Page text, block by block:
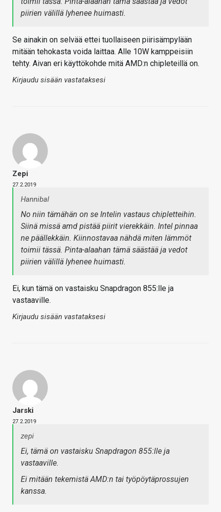
piirien välillä lyhenee huimasti.
Se ainakin on selvää ettei tuollaiseen piirisämpylään
mitään tehokasta voida laittaa. Alle 10W kamppeisiin
tehty. Aivan eri käyttökohde mitä AMD:n chipleteillä on.
Kirjaudu sisään vastataksesi
Zepi
27.2.2019
Hannibal
No niin tämähän on se Intelin vastaus chipletteihin.
Siinä missä amd pistää piirit vierekkäin. Intel pinnaa
ne päällekkäin. Kiinnostavaa nähdä miten lämmöt
toimii tässä. Pinta-alaahan tämä säästää ja vedot
piirien välillä lyhenee huimasti.
Ei, kun tämä on vastaisku Snapdragon 855:lle ja
vastaaville.
Kirjaudu sisään vastataksesi
Jarski
27.2.2019
zepi
Ei, tämä on vastaisku Snapdragon 855:lle ja
vastaaville.
Ei mitään tekemistä AMD:n tai työpöytäprossujen
kanssa.